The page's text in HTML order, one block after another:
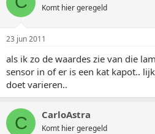
Komt hier geregeld
23 jun 2011
als ik zo de waardes zie van die
sensor in of er is een kat kapot..
doet varieren..
C CarloAstra
Komt hier geregeld